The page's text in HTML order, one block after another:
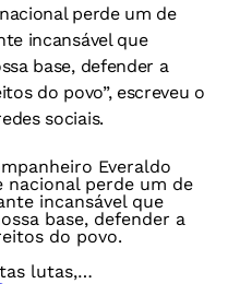
perde um de
incansável que
base, defender a
do povo”, escreveu o
sociais.
Everaldo
nacional perde um de
incansável que
base, defender a
do povo.
lutas,…